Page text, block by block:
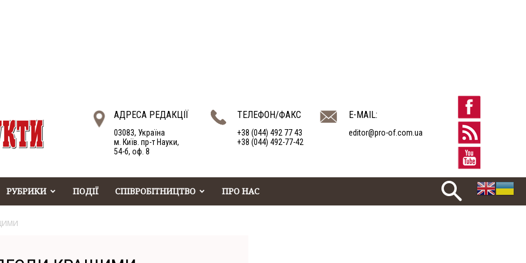
АДРЕСА РЕДАКЦІЇ
03083, Україна
м. Київ. пр-т Науки,
54-б, оф. 8
ТЕЛЕФОН/ФАКС
+38 (044) 492 77 43
+38 (044) 492-77-42
E-MAIL:
editor@pro-of.com.ua
РУБРИКИ ПОДІЇ СПІВРОБІТНИЦТВО ПРО НАС